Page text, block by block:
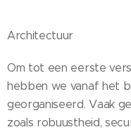
Architectuur
Om tot een eerste
hebben we vanaf het
georganiseerd. Vaak
zoals robuustheid,